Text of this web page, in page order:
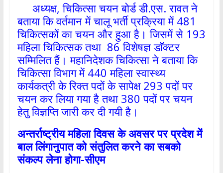
अध्यक्ष, चिकित्सा चयन बोर्ड डी.एस. रावत ने
बताया कि वर्तमान में चालू भर्ती प्रक्रिया में 481
चिकित्सकों का चयन और हुआ है। जिसमें से 193
महिला चिकित्सक तथा 86 विशेषज्ञ डाॅक्टर
सम्मिलित हैं। महानिदेशक चिकित्सा ने बताया कि
चिकित्सा विभाग में 440 महिला स्वास्थ्य
कार्यकत्री के रिक्त पदों के सापेक्ष 293 पदों पर
चयन कर लिया गया है तथा 380 पदों पर चयन
हेतु विज्ञप्ति जारी कर दी गयी है।
अन्तर्राष्ट्रीय महिला दिवस के अवसर पर प्रदेश में
बाल लिंगानुपात को संतुलित करने का सबको
संकल्प लेना होगा-सीएम